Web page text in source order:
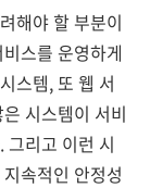
해야 할 부분이
스를 운영하게
스템, 또 웹 서
시스템이 서비
그리고 이런 시
속적인 안정성